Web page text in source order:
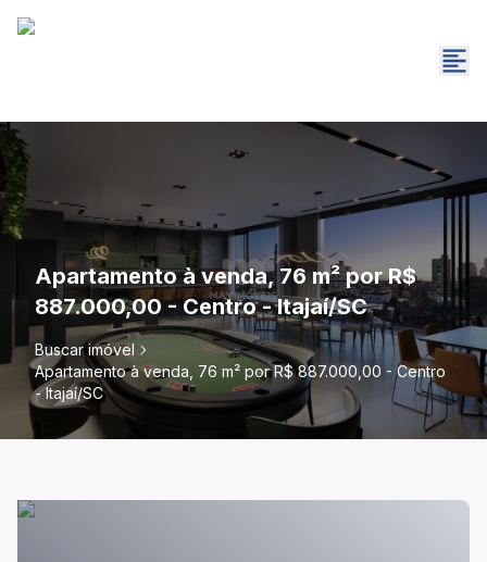
Apartamento à venda, 76 m² por R$
887.000,00 - Centro - Itajaí/SC
Buscar imóvel
Apartamento à venda, 76 m² por R$ 887.000,00 - Centro
- Itajaí/SC